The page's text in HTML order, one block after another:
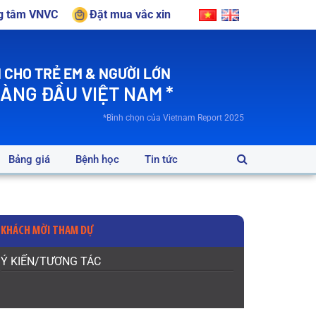
tâm VNVC Đặt mua vắc xin
TRẺ EM & NGƯỜI LỚN
ĐẦU VIỆT NAM *
*Bình chọn của Vietnam Report 2025
Bảng giá Bệnh học Tin tức
KHÁCH MỜI THAM DỰ
Ý KIẾN/TƯƠNG TÁC